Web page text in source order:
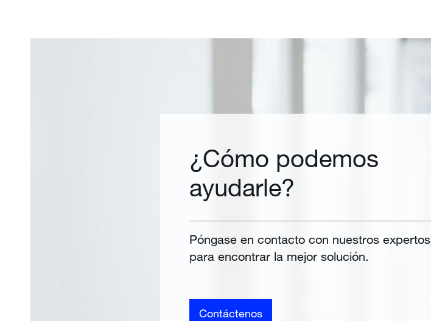
¿Cómo podemos
ayudarle?
Póngase en contacto con nuestros expertos
para encontrar la mejor solución.
Contáctenos